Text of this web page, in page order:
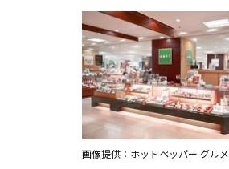
画像提供：ホットペッパー グルメ